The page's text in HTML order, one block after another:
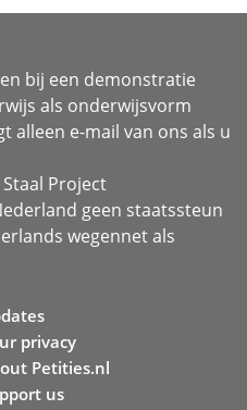
bij een demonstratie
als onderwijsvorm
alleen e-mail van ons als u
Project
geen staatssteun
wegennet als
privacy
Petities.nl
us